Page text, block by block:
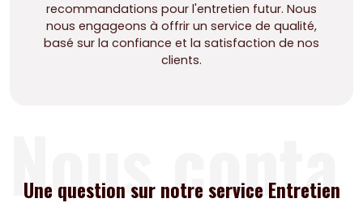
recommandations pour l'entretien futur. Nous
nous engageons à offrir un service de qualité,
basé sur la confiance et la satisfaction de nos
clients.
Nous conta
Une question sur notre service Entretien